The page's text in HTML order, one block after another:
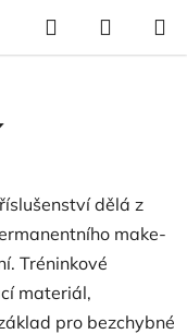
Hledat
KOŠÍK
dělá z
make-
Tréninkové
materiál,
pro bezchybné